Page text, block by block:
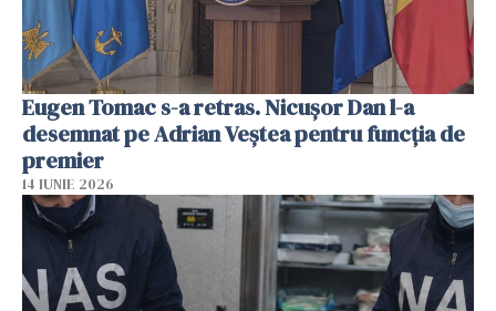
Eugen Tomac s-a retras. Nicușor Dan l-a
desemnat pe Adrian Veștea pentru funcția de
premier
14 IUNIE 2026